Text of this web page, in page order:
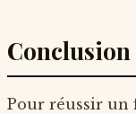
Conclusion
Pour réussir un